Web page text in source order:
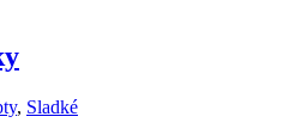
, Sladké